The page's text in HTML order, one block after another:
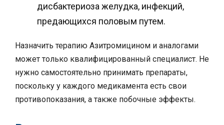
дисбактериоза желудка, инфекций,
предающихся половым путем.
Назначить терапию Азитромицином и аналогами
может только квалифицированный специалист. Не
нужно самостоятельно принимать препараты,
поскольку у каждого медикамента есть свои
противопоказания, а также побочные эффекты.